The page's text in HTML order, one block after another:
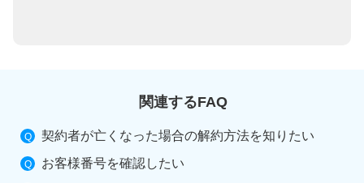
関連するFAQ
契約者が亡くなった場合の解約方法を知りたい
お客様番号を確認したい